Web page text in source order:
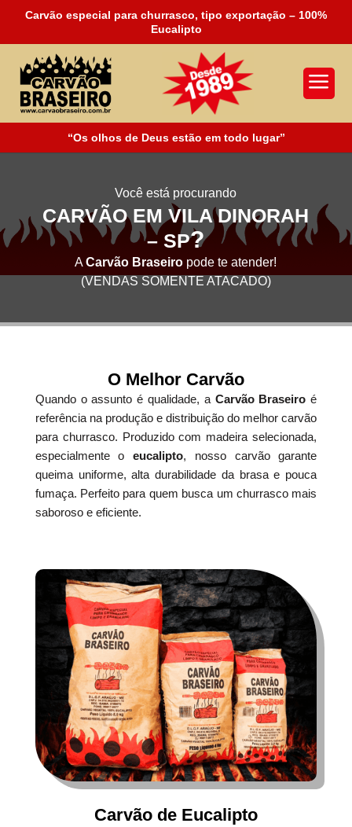
Carvão especial para churrasco, tipo exportação – 100%
Eucalipto
a
“Os olhos de Deus estão em todo lugar”
Você está procurando
CARVÃO EM VILA DINORAH
– SP?
ACarvão Braseiro pode te atender!
(VENDAS SOMENTE ATACADO)
O Melhor Carvão
Quando o assunto é qualidade, a Carvão Braseiro é
referência na produção e distribuição do melhor carvão
para churrasco. Produzido com madeira selecionada,
especialmente oeucalipto, nosso carvão garante
queima uniforme, alta durabilidade da brasa e pouca
fumaça. Perfeito para quem busca um churrasco mais
saboroso e eficiente.
Carvão de Eucalipto